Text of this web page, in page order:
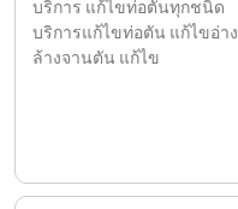
บริการ แก้ไขท่อตันทุกชนิด
บริการแก้ไขท่อตัน แก้ไขอ่าง
ล้างจานตัน แก้ไข